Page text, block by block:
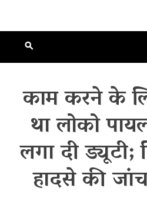
काम करने के
था लोको
लगा दी ड्यूटी;
हादसे की